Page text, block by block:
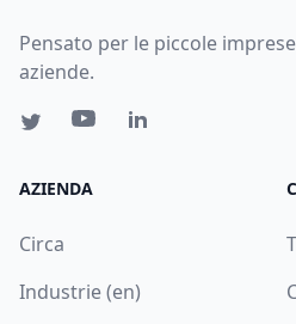
Pensato per le piccole
aziende.
AZIENDA
Circa
Industrie (en)